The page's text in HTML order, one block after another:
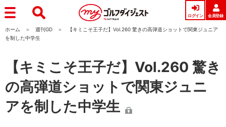
ログイン 会員登録
ホーム 週刊GD
【キミこそ王子だ】Vol.260 驚きの高弾道ショットで関東ジュニア
を制した中学生
【キミこそ王子だ】Vol.260 驚き
の高弾道ショットで関東ジュニ
アを制した中学生